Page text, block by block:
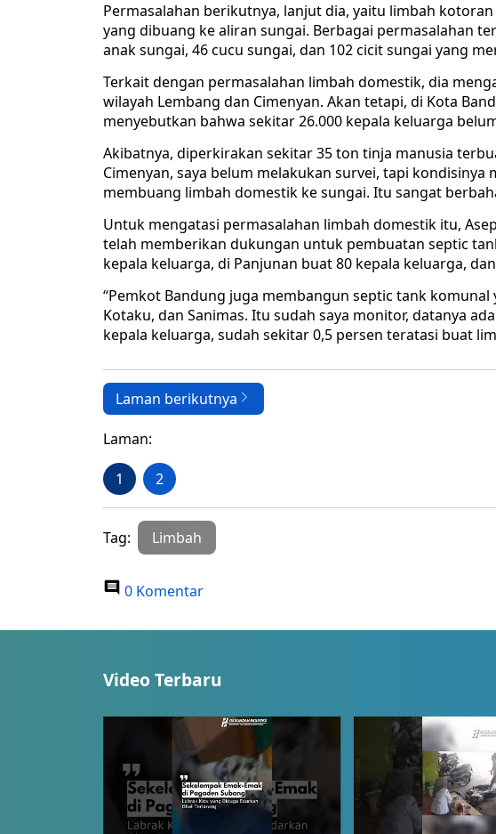
Permasalahan berikutnya, lanjut dia, yaitu limbah
yang dibuang ke aliran sungai. Berbagai permasalahan
anak sungai, 46 cucu sungai, dan 102 cicit sungai yang
Terkait dengan permasalahan limbah domestik, dia
wilayah Lembang dan Cimenyan. Akan tetapi, di Kota
menyebutkan bahwa sekitar 26.000 kepala keluarga
Akibatnya, diperkirakan sekitar 35 ton tinja manusia
Cimenyan, saya belum melakukan survei, tapi kondisinya
membuang limbah domestik ke sungai. Itu sangat
Untuk mengatasi permasalahan limbah domestik itu,
telah memberikan dukungan untuk pembuatan septic
kepala keluarga, di Panjunan buat 80 kepala keluarga,
“Pemkot Bandung juga membangun septic tank
Kotaku, dan Sanimas. Itu sudah saya monitor, datanya
kepala keluarga, sudah sekitar 0,5 persen teratasi buat
Laman berikutnya
Laman:
1 2
Tag: Limbah
0 Komentar
Video Terbaru